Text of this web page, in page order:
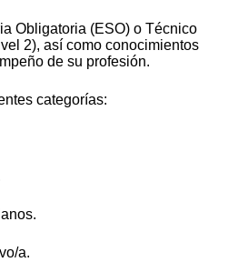
Obligatoria (ESO) o Técnico
2), así como conocimientos
de su profesión.
categorías:
a.